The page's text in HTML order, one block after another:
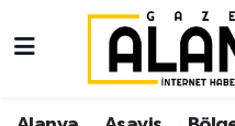
Alanya
İstanbul Nöbetçi